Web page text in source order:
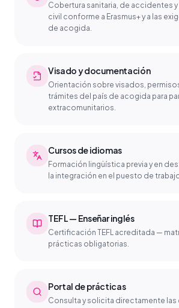
Cobertura sanitaria, de accidentes
civil conforme a Erasmus+ y a las
de acogida.
Visado y documentación
Orientación sobre visados,
trámites del país de acogida para
extracomunitarios.
Cursos de idiomas
Formación lingüística previa y en
la integración en el puesto de
TEFL — Enseñar inglés
Certificación TEFL acreditada —
prácticas obligatorias.
Portal de prácticas
Consulta y solicita directamente